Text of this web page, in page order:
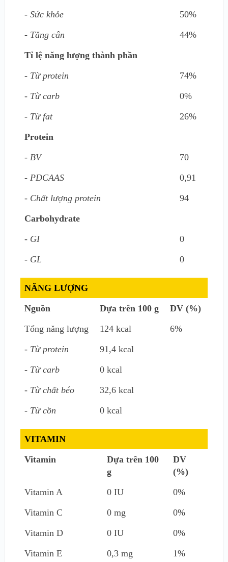
- Sức khỏe
50%
- Tăng cân
44%
Tỉ lệ năng lượng thành phần
- Từ protein
74%
- Từ carb
0%
- Từ fat
26%
Protein
- BV
70
- PDCAAS
0,91
- Chất lượng protein
94
Carbohydrate
- GI
0
- GL
0
NĂNG LƯỢNG
Nguồn
Dựa trên 100 g
DV (%)
Tổng năng lượng
124 kcal
6%
- Từ protein
91,4 kcal
- Từ carb
0 kcal
- Từ chất béo
32,6 kcal
- Từ cồn
0 kcal
VITAMIN
Vitamin
Dựa trên 100
g
DV
(%)
Vitamin A
0 IU
0%
Vitamin C
0 mg
0%
Vitamin D
0 IU
0%
Vitamin E
0,3 mg 1%